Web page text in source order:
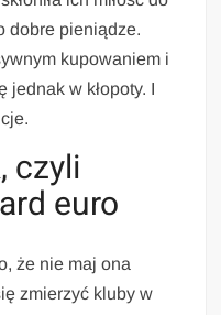
dobre pieniądze.
kupowaniem i
jednak w kłopoty. I
czyli
euro
że nie maj ona
zmierzyć kluby w